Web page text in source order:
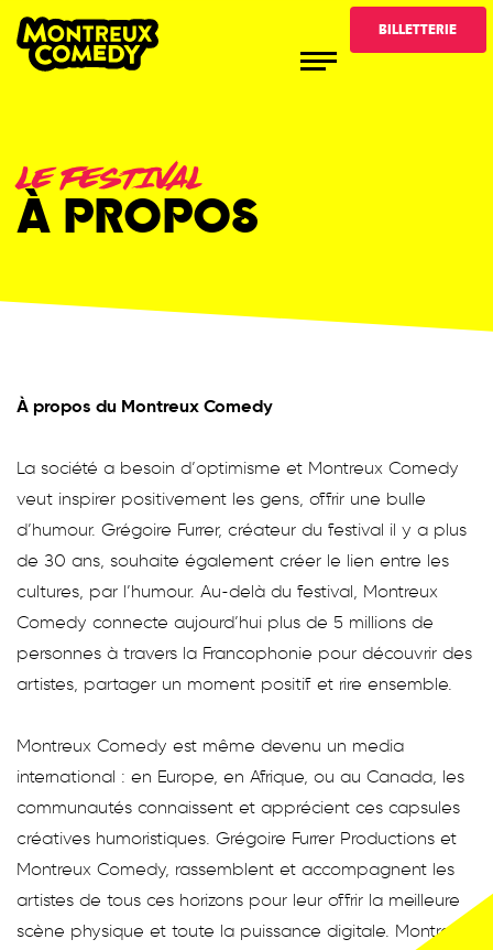
BILLETTERIE
LE FESTIVAL
À PROPOS
À propos du Montreux Comedy
La société a besoin d’optimisme et Montreux Comedy
veut inspirer positivement les gens, offrir une bulle
d’humour. Grégoire Furrer, créateur du festival il y a plus
de 30 ans, souhaite également créer le lien entre les
cultures, par l’humour. Au-delà du festival, Montreux
Comedy connecte aujourd’hui plus de 5 millions de
personnes à travers la Francophonie pour découvrir des
artistes, partager un moment positif et rire ensemble.
Montreux Comedy est même devenu un media
international : en Europe, en Afrique, ou au Canada, les
communautés connaissent et apprécient ces capsules
créatives humoristiques. Grégoire Furrer Productions et
Montreux Comedy, rassemblent et accompagnent les
artistes de tous ces horizons pour leur offrir la meilleure
scène physique et toute la puissance digitale. Montreux